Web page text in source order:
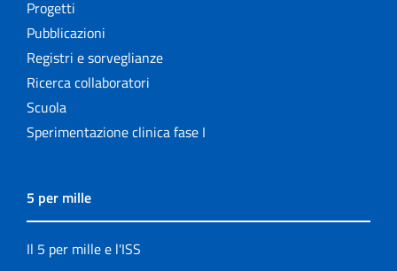
Progetti
Pubblicazioni
Registri e sorveglianze
Ricerca collaboratori
Scuola
Sperimentazione clinica fase I
5 per mille
Il 5 per mille e l'ISS